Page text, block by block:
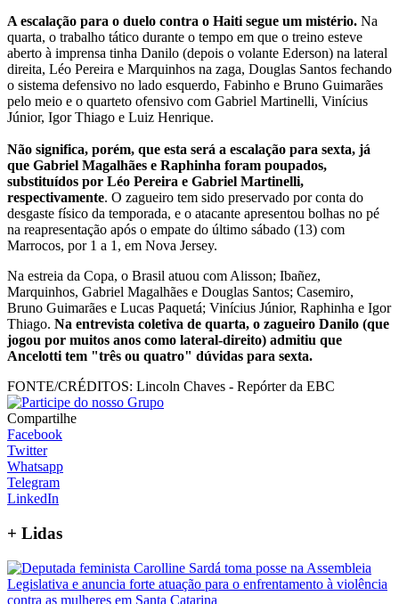
A escalação para o duelo contra o Haiti segue um mistério. Na
quarta, o trabalho tático durante o tempo em que o treino esteve
aberto à imprensa tinha Danilo (depois o volante Ederson) na lateral
direita, Léo Pereira e Marquinhos na zaga, Douglas Santos fechando
o sistema defensivo no lado esquerdo, Fabinho e Bruno Guimarães
pelo meio e o quarteto ofensivo com Gabriel Martinelli, Vinícius
Júnior, Igor Thiago e Luiz Henrique.
Não significa, porém, que esta será a escalação para sexta, já
que Gabriel Magalhães e Raphinha foram poupados,
substituídos por Léo Pereira e Gabriel Martinelli,
respectivamente. O zagueiro tem sido preservado por conta do
desgaste físico da temporada, e o atacante apresentou bolhas no pé
na reapresentação após o empate do último sábado (13) com
Marrocos, por 1 a 1, em Nova Jersey.
Na estreia da Copa, o Brasil atuou com Alisson; Ibañez,
Marquinhos, Gabriel Magalhães e Douglas Santos; Casemiro,
Bruno Guimarães e Lucas Paquetá; Vinícius Júnior, Raphinha e Igor
Thiago. Na entrevista coletiva de quarta, o zagueiro Danilo (que
jogou por muitos anos como lateral-direito) admitiu que
Ancelotti tem "três ou quatro" dúvidas para sexta.
FONTE/CRÉDITOS: Lincoln Chaves - Repórter da EBC
Compartilhe
Facebook
Twitter
Whatsapp
Telegram
LinkedIn
+ Lidas